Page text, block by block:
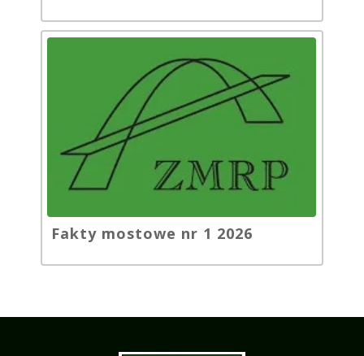
Fakty mostowe nr 1 2026